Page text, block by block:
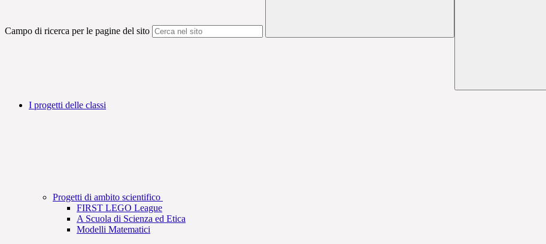
Campo di ricerca per le pagine del sito
I progetti delle classi
Progetti di ambito scientifico
FIRST LEGO League
A Scuola di Scienza ed Etica
Modelli Matematici